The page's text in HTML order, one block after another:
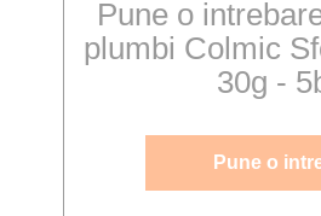
Pune o
plumbi Colmic
30g -
Pune o